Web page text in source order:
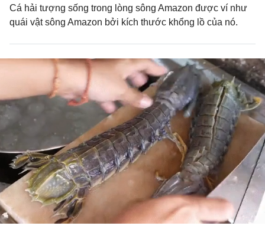
Cá hải tượng sống trong lòng sông Amazon được ví như
quái vật sông Amazon bởi kích thước khổng lồ của nó.